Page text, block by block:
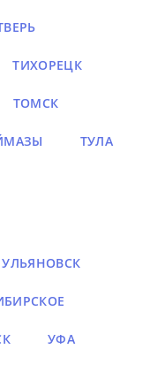
ТИХОРЕЦК
ТОМСК
ТУЛА
УЛЬЯНОВСК
УФА